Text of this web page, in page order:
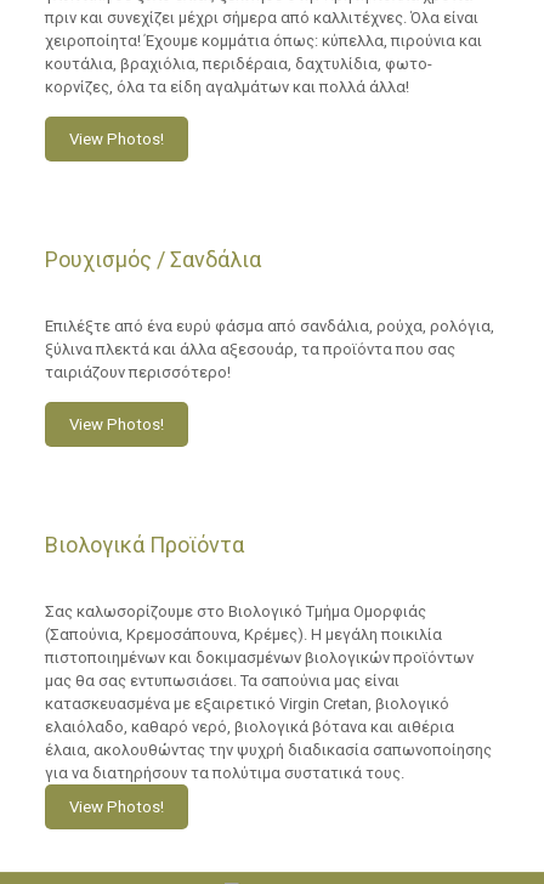
πριν και συνεχίζει μέχρι σήμερα από καλλιτέχνες. Όλα είναι
χειροποίητα! Έχουμε κομμάτια όπως: κύπελλα, πιρούνια και
κουτάλια, βραχιόλια, περιδέραια, δαχτυλίδια, φωτο-
κορνίζες, όλα τα είδη αγαλμάτων και πολλά άλλα!
View Photos!
Ρουχισμός / Σανδάλια
Επιλέξτε από ένα ευρύ φάσμα από σανδάλια, ρούχα, ρολόγια,
ξύλινα πλεκτά και άλλα αξεσουάρ, τα προϊόντα που σας
ταιριάζουν περισσότερο!
View Photos!
Βιολογικά Προϊόντα
Σας καλωσορίζουμε στο Βιολογικό Τμήμα Ομορφιάς
(Σαπούνια, Κρεμοσάπουνα, Κρέμες). Η μεγάλη ποικιλία
πιστοποιημένων και δοκιμασμένων βιολογικών προϊόντων
μας θα σας εντυπωσιάσει. Τα σαπούνια μας είναι
κατασκευασμένα με εξαιρετικό Virgin Cretan, βιολογικό
ελαιόλαδο, καθαρό νερό, βιολογικά βότανα και αιθέρια
έλαια, ακολουθώντας την ψυχρή διαδικασία σαπωνοποίησης
για να διατηρήσουν τα πολύτιμα συστατικά τους.
View Photos!